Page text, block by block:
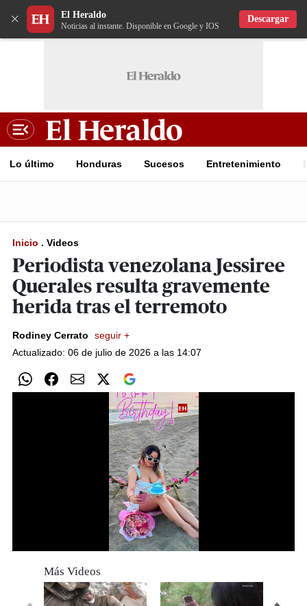
× El Heraldo
Noticias al instante. Disponible en Google y IOS
Descargar
Lo último Honduras Sucesos Entretenimiento
Inicio . Videos
Periodista venezolana Jessiree
Querales resulta gravemente
herida tras el terremoto
Rodiney Cerrato
seguir +
Actualizado: 06 de julio de 2026 a las 14:07
seconds
seconds
Más Videos